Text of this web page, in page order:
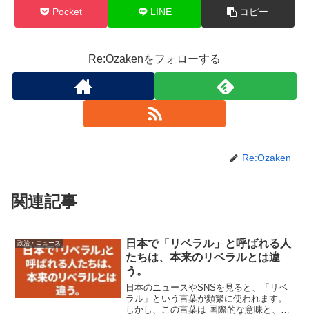
Pocket LINE コピー
Re:Ozakenをフォローする
Re:Ozaken
関連記事
政治・ニュース
日本で「リベラル」と呼ばれる人
たちは、本来のリベラルとは違
う。
日本のニュースやSNSを見ると、「リベ
ラル」という言葉が頻繁に使われます。
しかし、この言葉は 国際的な意味と、日